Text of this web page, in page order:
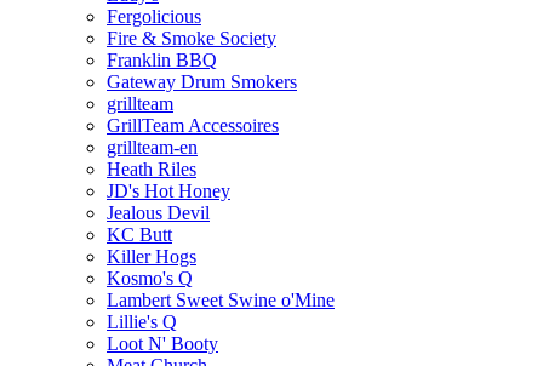
Fergolicious
Fire & Smoke Society
Franklin BBQ
Gateway Drum Smokers
grillteam
GrillTeam Accessoires
grillteam-en
Heath Riles
JD's Hot Honey
Jealous Devil
KC Butt
Killer Hogs
Kosmo's Q
Lambert Sweet Swine o'Mine
Lillie's Q
Loot N' Booty